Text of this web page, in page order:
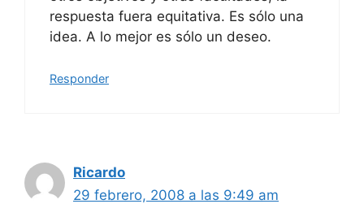
respuesta fuera equitativa. Es sólo una
idea. A lo mejor es sólo un deseo.
Responder
Ricardo
29 febrero, 2008 a las 9:49 am